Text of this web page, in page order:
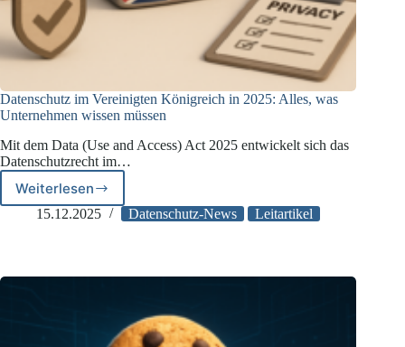
Datenschutz im Vereinigten Königreich in 2025: Alles, was
Unternehmen wissen müssen
Mit dem Data (Use and Access) Act 2025 entwickelt sich das
Datenschutzrecht im…
WeiterlesenDatenschutz
im
2025:
Unternehmen
15.12.2025 Datenschutz-News Leitartikel